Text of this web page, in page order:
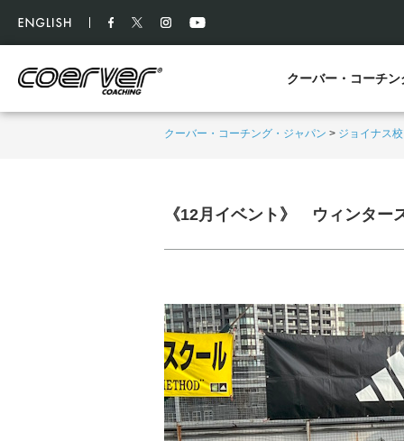
クーバー・コーチン
クーバー・コーチング・ジャパン > ジョイナス校
《12月イベント》 ウィンタ